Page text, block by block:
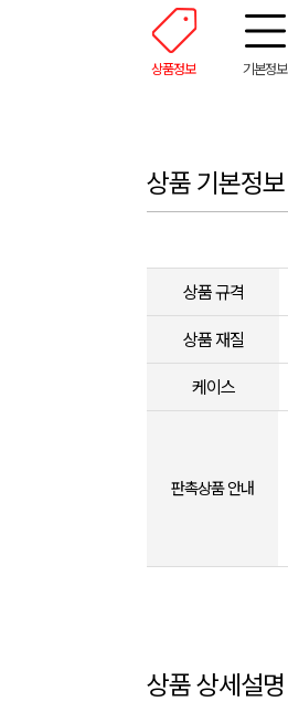
상품정보 기본정보
상품 기본정보
상품 규격
상품 재질
케이스
판촉상품 안내
상품 상세설명